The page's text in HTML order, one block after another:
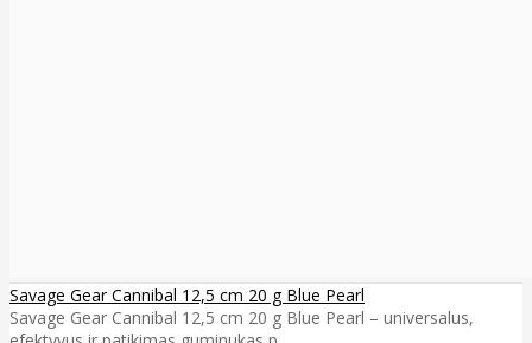
Savage Gear Cannibal 12,5 cm 20 g Blue Pearl
Savage Gear Cannibal 12,5 cm 20 g Blue Pearl – universalus,